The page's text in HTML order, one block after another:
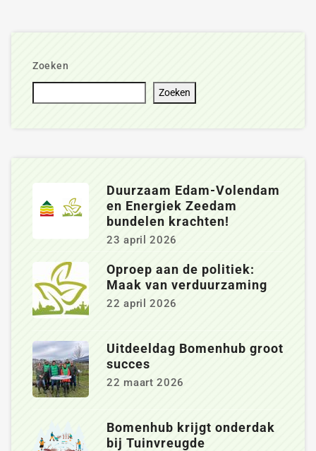
Zoeken
Zoeken
Duurzaam Edam-Volendam
en Energiek Zeedam
bundelen krachten!
23 april 2026
Oproep aan de politiek:
Maak van verduurzaming
22 april 2026
Uitdeeldag Bomenhub groot
succes
22 maart 2026
Bomenhub krijgt onderdak
bij Tuinvreugde